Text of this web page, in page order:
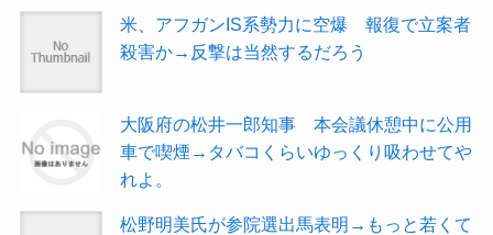
米、アフガンIS系勢力に空爆 報復で立案者
殺害か→反撃は当然するだろう
大阪府の松井一郎知事 本会議休憩中に公用
車で喫煙→タバコくらいゆっくり吸わせてや
れよ。
松野明美氏が参院選出馬表明→もっと若くて